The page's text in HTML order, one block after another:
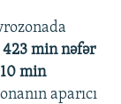
423 min nəfər
min
aparıcı